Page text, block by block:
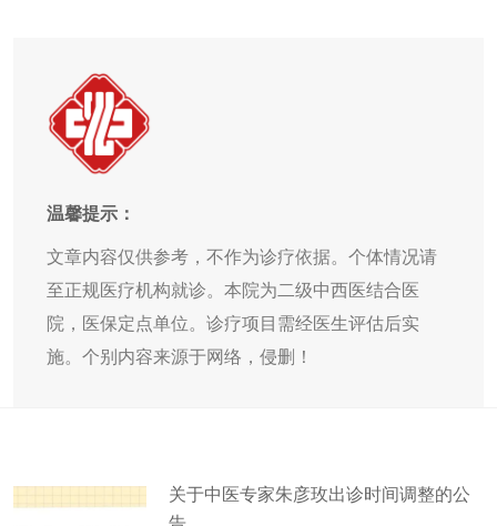
温馨提示：
文章内容仅供参考，不作为诊疗依据。个体情况请
至正规医疗机构就诊。本院为二级中西医结合医
院，医保定点单位。诊疗项目需经医生评估后实
施。个别内容来源于网络，侵删！
关于中医专家朱彦玫出诊时间调整的公